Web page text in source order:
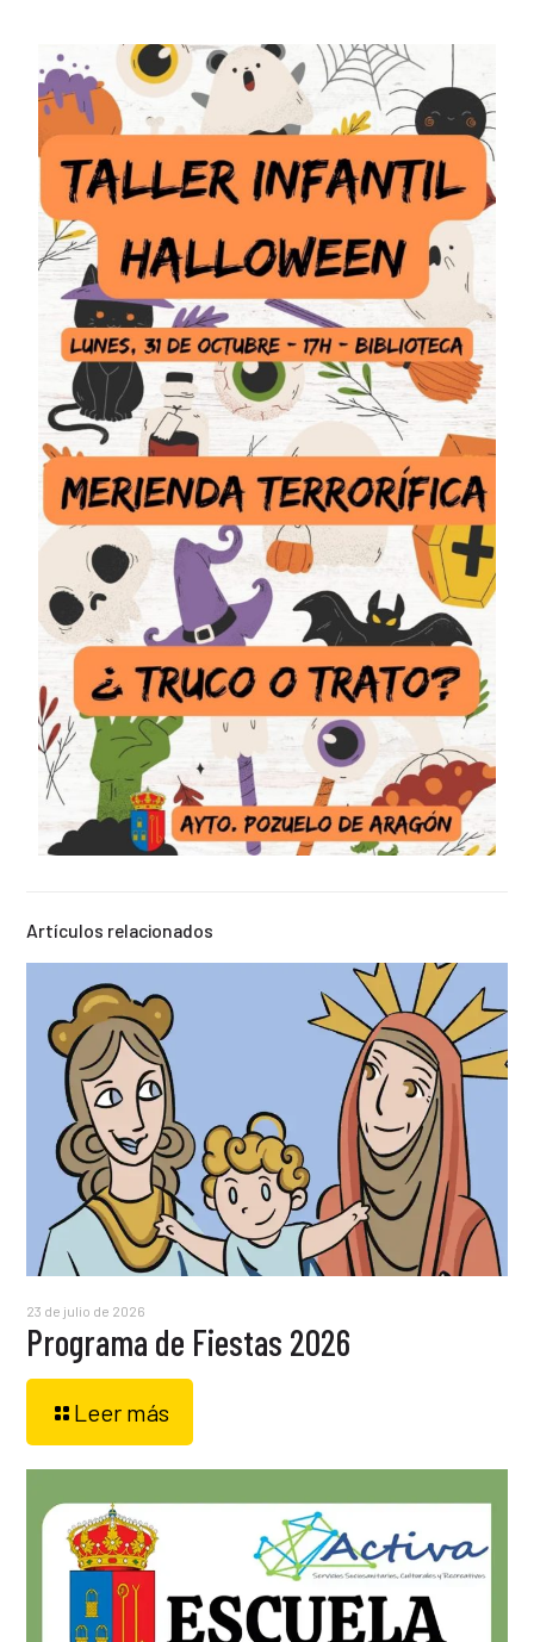
Artículos relacionados
23 de julio de 2026
Programa de Fiestas 2026
Leer más